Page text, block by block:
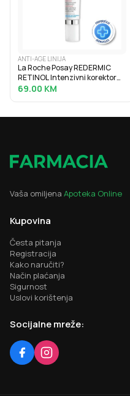
ANTI-AGE LINIJA
La Roche Posay REDERMIC
RETINOL Intenzivni korektor
protiv bora za osjetljivu kožu
69.00 KM
Vaša omiljena Apoteka Online
Kupovina
Česta pitanja
Registracija
Kako naručiti?
Način plaćanja
Sigurnost
Uslovi korištenja
Socijalne mreže: